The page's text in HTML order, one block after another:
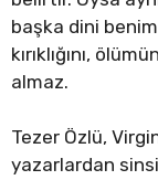
başka dini
kırıklığını,
almaz.
Tezer Özlü,
yazarlardan